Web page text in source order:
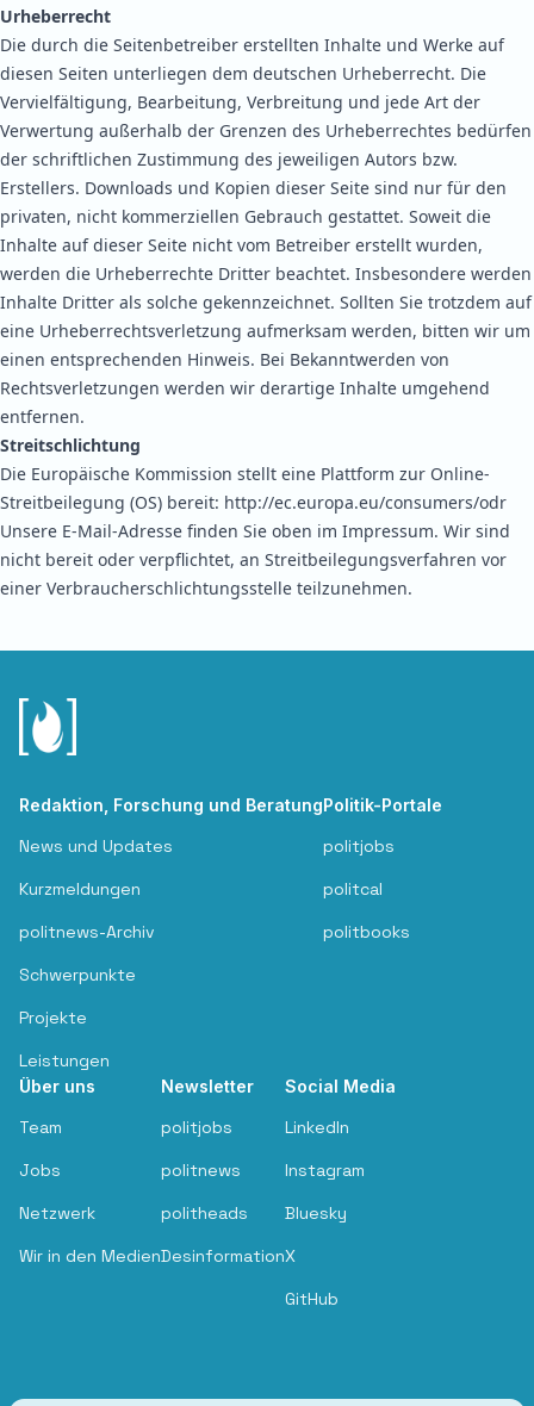
Urheberrecht
Die durch die Seitenbetreiber erstellten Inhalte und Werke auf
diesen Seiten unterliegen dem deutschen Urheberrecht. Die
Vervielfältigung, Bearbeitung, Verbreitung und jede Art der
Verwertung außerhalb der Grenzen des Urheberrechtes bedürfen
der schriftlichen Zustimmung des jeweiligen Autors bzw.
Erstellers. Downloads und Kopien dieser Seite sind nur für den
privaten, nicht kommerziellen Gebrauch gestattet. Soweit die
Inhalte auf dieser Seite nicht vom Betreiber erstellt wurden,
werden die Urheberrechte Dritter beachtet. Insbesondere werden
Inhalte Dritter als solche gekennzeichnet. Sollten Sie trotzdem auf
eine Urheberrechtsverletzung aufmerksam werden, bitten wir um
einen entsprechenden Hinweis. Bei Bekanntwerden von
Rechtsverletzungen werden wir derartige Inhalte umgehend
entfernen.
Streitschlichtung
Die Europäische Kommission stellt eine Plattform zur Online-
Streitbeilegung (OS) bereit: http://ec.europa.eu/consumers/odr
Unsere E-Mail-Adresse finden Sie oben im Impressum. Wir sind
nicht bereit oder verpflichtet, an Streitbeilegungsverfahren vor
einer Verbraucherschlichtungsstelle teilzunehmen.
Redaktion, Forschung und Beratung
News und Updates
Kurzmeldungen
politnews-Archiv
Schwerpunkte
Projekte
Leistungen
Politik-Portale
politjobs
politcal
politbooks
Über uns
Team
Jobs
Netzwerk
Wir in den Medien
Newsletter
politjobs
politnews
politheads
Desinformation
Social Media
LinkedIn
Instagram
Bluesky
X
GitHub